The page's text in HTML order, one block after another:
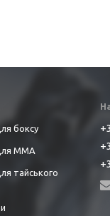
боксу
ММА
тайського